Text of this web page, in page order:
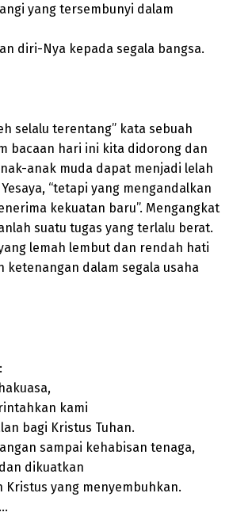
yang tersembunyi dalam
diri-Nya kepada segala bangsa.
selalu terentang” kata sebuah
bacaan hari ini kita didorong dan
anak muda dapat menjadi lelah
“tetapi yang mengandalkan
kekuatan baru”. Mengangkat
suatu tugas yang terlalu berat.
lemah lembut dan rendah hati
ketenangan dalam segala usaha
kami
bagi Kristus Tuhan.
sampai kehabisan tenaga,
dikuatkan
Kristus yang menyembuhkan.